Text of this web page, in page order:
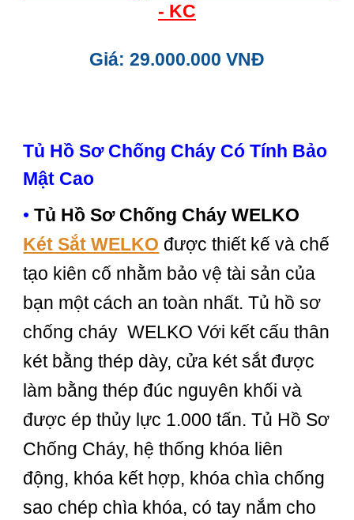
- KC
Giá: 29.000.000 VNĐ
Tủ Hồ Sơ Chống Cháy Có Tính Bảo
Mật Cao
• Tủ Hồ Sơ Chống Cháy WELKO
Két Sắt WELKO được thiết kế và chế
tạo kiên cố nhằm bảo vệ tài sản của
bạn một cách an toàn nhất. Tủ hồ sơ
chống cháy WELKO Với kết cấu thân
két bằng thép dày, cửa két sắt được
làm bằng thép đúc nguyên khối và
được ép thủy lực 1.000 tấn. Tủ Hồ Sơ
Chống Cháy, hệ thống khóa liên
động, khóa kết hợp, khóa chìa chống
sao chép chìa khóa, có tay nắm cho